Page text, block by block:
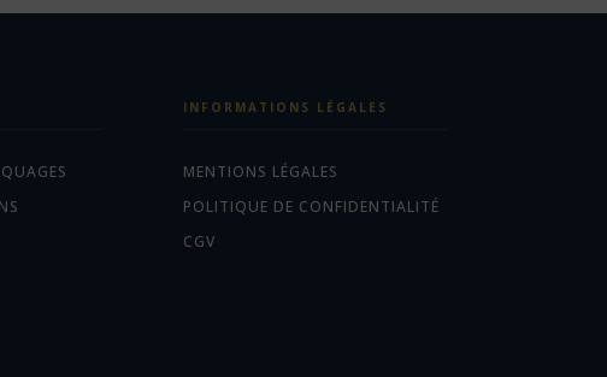
INFORMATIONS LÉGALES
MENTIONS LÉGALES
POLITIQUE DE CONFIDENTIALITÉ
CGV